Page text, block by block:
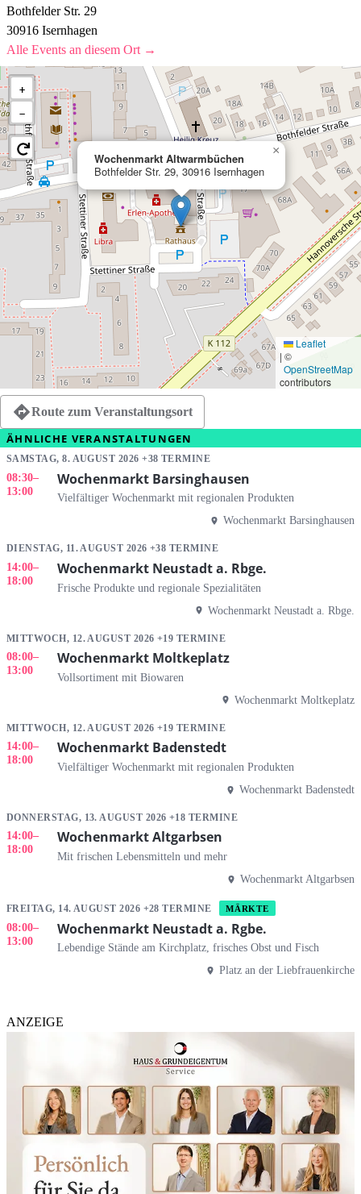
Bothfelder Str. 29
30916 Isernhagen
Alle Events an diesem Ort →
Wochenmarkt Altwarmbüchen
Bothfelder Str. 29, 30916 Isernhagen
×
+
−
Leaflet
| ©
OpenStreetMap
contributors
Route zum Veranstaltungsort
ÄHNLICHE VERANSTALTUNGEN
SAMSTAG, 8. AUGUST 2026 +38 TERMINE
08:30–
13:00
Wochenmarkt Barsinghausen
Vielfältiger Wochenmarkt mit regionalen Produkten
Wochenmarkt Barsinghausen
DIENSTAG, 11. AUGUST 2026 +38 TERMINE
14:00–
18:00
Wochenmarkt Neustadt a. Rbge.
Frische Produkte und regionale Spezialitäten
Wochenmarkt Neustadt a. Rbge.
MITTWOCH, 12. AUGUST 2026 +19 TERMINE
08:00–
13:00
Wochenmarkt Moltkeplatz
Vollsortiment mit Biowaren
Wochenmarkt Moltkeplatz
MITTWOCH, 12. AUGUST 2026 +19 TERMINE
14:00–
18:00
Wochenmarkt Badenstedt
Vielfältiger Wochenmarkt mit regionalen Produkten
Wochenmarkt Badenstedt
DONNERSTAG, 13. AUGUST 2026 +18 TERMINE
14:00–
18:00
Wochenmarkt Altgarbsen
Mit frischen Lebensmitteln und mehr
Wochenmarkt Altgarbsen
FREITAG, 14. AUGUST 2026 +28 TERMINE MÄRKTE
08:00–
13:00
Wochenmarkt Neustadt a. Rgbe.
Lebendige Stände am Kirchplatz, frisches Obst und Fisch
Platz an der Liebfrauenkirche
ANZEIGE